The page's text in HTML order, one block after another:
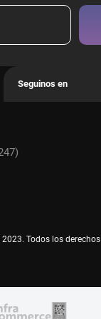
Todos los derechos